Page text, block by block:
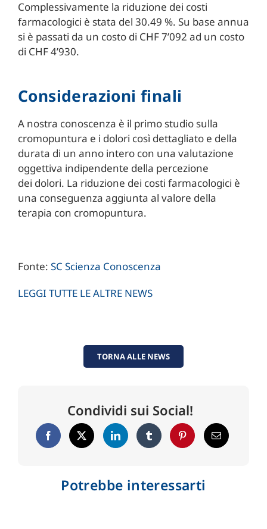
Complessivamente la riduzione dei costi
farmacologici è stata del 30.49 %. Su base annua
si è passati da un costo di CHF 7’092 ad un costo
di CHF 4’930.
Considerazioni finali
A nostra conoscenza è il primo studio sulla
cromopuntura e i dolori così dettagliato e della
durata di un anno intero con una valutazione
oggettiva indipendente della percezione
dei dolori. La riduzione dei costi farmacologici è
una conseguenza aggiunta al valore della
terapia con cromopuntura.
Fonte: SC Scienza Conoscenza
LEGGI TUTTE LE ALTRE NEWS
TORNA ALLE NEWS
Condividi sui Social!
Potrebbe interessarti